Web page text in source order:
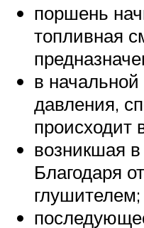
поршень
топливная
в
давления,
происходит
возникшая
Благодаря
глушителем;